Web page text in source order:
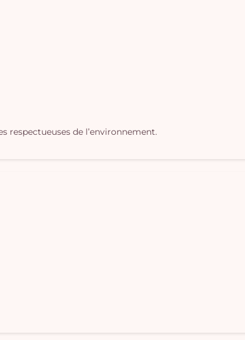
respectueuses de l’environnement.